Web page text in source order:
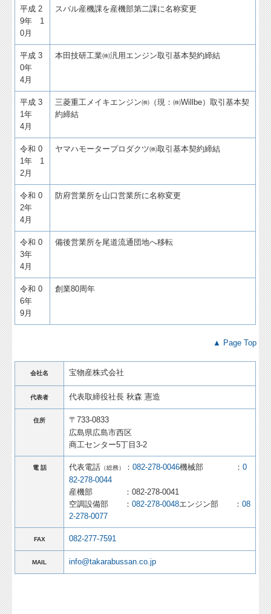
会社名 宝物産株式会社
代表者 代表取締役社長 秋森 憲造
住所
〒733-0833
広島県広島市西区
商工センター5丁目3-2
電 話 代表電話 （総務） ：082-278-0046機械部 ：0
82-278-0044
産機部 ：082-278-0041
空調設備部 ：082-278-0048エンジン部 ：08
2-278-0077
FAX 082-277-7591
MAIL info@takarabussan.co.jp
平成 2
9年 1
0月
スバル産機課を産機部第二課に名称変更
平成 3
0年
4月
本田技研工業㈱汎用エンジン取引基本契約締結
平成 3
1年
4月
三菱重工メイキエンジン㈱（現：㈱Willbe）取引基本契
約締結
令和 0
1年 1
2月
ヤマハモータープロダクツ㈱取引基本契約締結
令和 0
2年
4月
防府営業所を山口営業所に名称変更
令和 0
3年
4月
備後営業所を尾道流通団地へ移転
令和 0
6年
9月
創業80周年
▲ Page Top